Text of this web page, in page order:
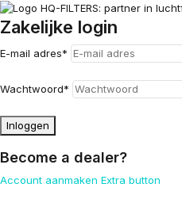
Zakelijke login
E-mail adres*
Wachtwoord*
Inloggen
Become a dealer?
Account aanmaken Extra button